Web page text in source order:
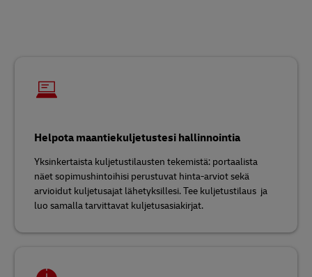
Helpota maantiekuljetustesi hallinnointia
Yksinkertaista kuljetustilausten tekemistä: portaalista
näet sopimushintoihisi perustuvat hinta-arviot sekä
arvioidut kuljetusajat lähetyksillesi. Tee kuljetustilaus ja
luo samalla tarvittavat kuljetusasiakirjat.